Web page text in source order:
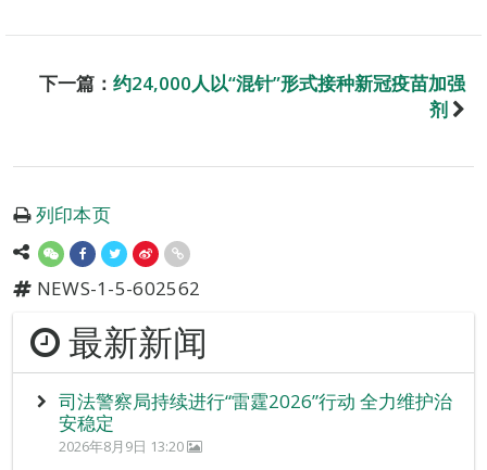
下一篇： 约24,000人以“混针”形式接种新冠疫苗加强
剂
列印本页
NEWS-1-5-602562
最新新闻
司法警察局持续进行“雷霆2026”行动 全力维护治
安稳定
2026年8月9日 13:20